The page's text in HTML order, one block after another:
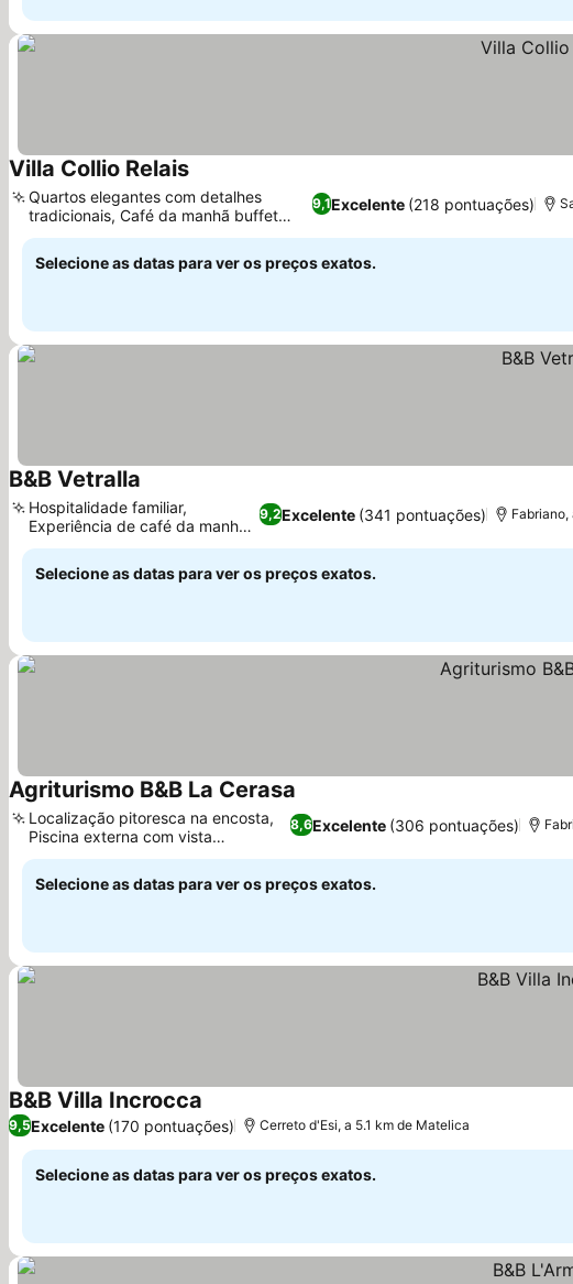
Villa Collio Relais
9,1Excelente (218 pontuações)
Quartos elegantes com detalhes
tradicionais, Café da manhã buffet
italiano doce
Selecione as datas para ver os preços exatos.
B&B Vetralla
9,2Excelente (341 pontuações)
Hospitalidade familiar,
Experiência de café da manhã
italiano
Selecione as datas para ver os preços exatos.
Agriturismo B&B La Cerasa
8,6Excelente (306 pontuações)
Localização pitoresca na encosta,
Piscina externa com vista
panorâmica
Selecione as datas para ver os preços exatos.
B&B Villa Incrocca
9,5Excelente (170 pontuações) Cerreto d'Esi, a 5.1 km de Matelica
Selecione as datas para ver os preços exatos.